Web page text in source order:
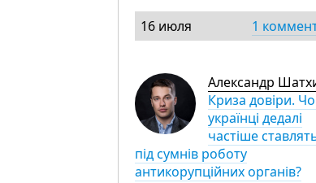
16 июля 1
Александр
Криза довіри.
українці дедалі
частіше
під сумнів роботу
антикорупційних органів?